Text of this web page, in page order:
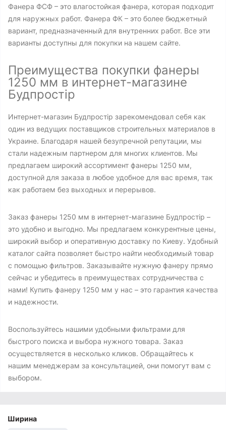
Фанера ФСФ – это влагостойкая фанера, которая подходит
для наружных работ. Фанера ФК – это более бюджетный
вариант, предназначенный для внутренних работ. Все эти
варианты доступны для покупки на нашем сайте.
Преимущества покупки фанеры
1250 мм в интернет-магазине
Будпростір
Интернет-магазин Будпростір зарекомендовал себя как
один из ведущих поставщиков строительных материалов в
Украине. Благодаря нашей безупречной репутации, мы
стали надежным партнером для многих клиентов. Мы
предлагаем широкий ассортимент фанеры 1250 мм,
доступной для заказа в любое удобное для вас время, так
как работаем без выходных и перерывов.
Заказ фанеры 1250 мм в интернет-магазине Будпростір –
это удобно и выгодно. Мы предлагаем конкурентные цены,
широкий выбор и оперативную доставку по Киеву. Удобный
каталог сайта позволяет быстро найти необходимый товар
с помощью фильтров. Заказывайте нужную фанеру прямо
сейчас и убедитесь в преимуществах сотрудничества с
нами! Купить фанеру 1250 мм у нас – это гарантия качества
и надежности.
Воспользуйтесь нашими удобными фильтрами для
быстрого поиска и выбора нужного товара. Заказ
осуществляется в несколько кликов. Обращайтесь к
нашим менеджерам за консультацией, они помогут вам с
выбором.
Ширина